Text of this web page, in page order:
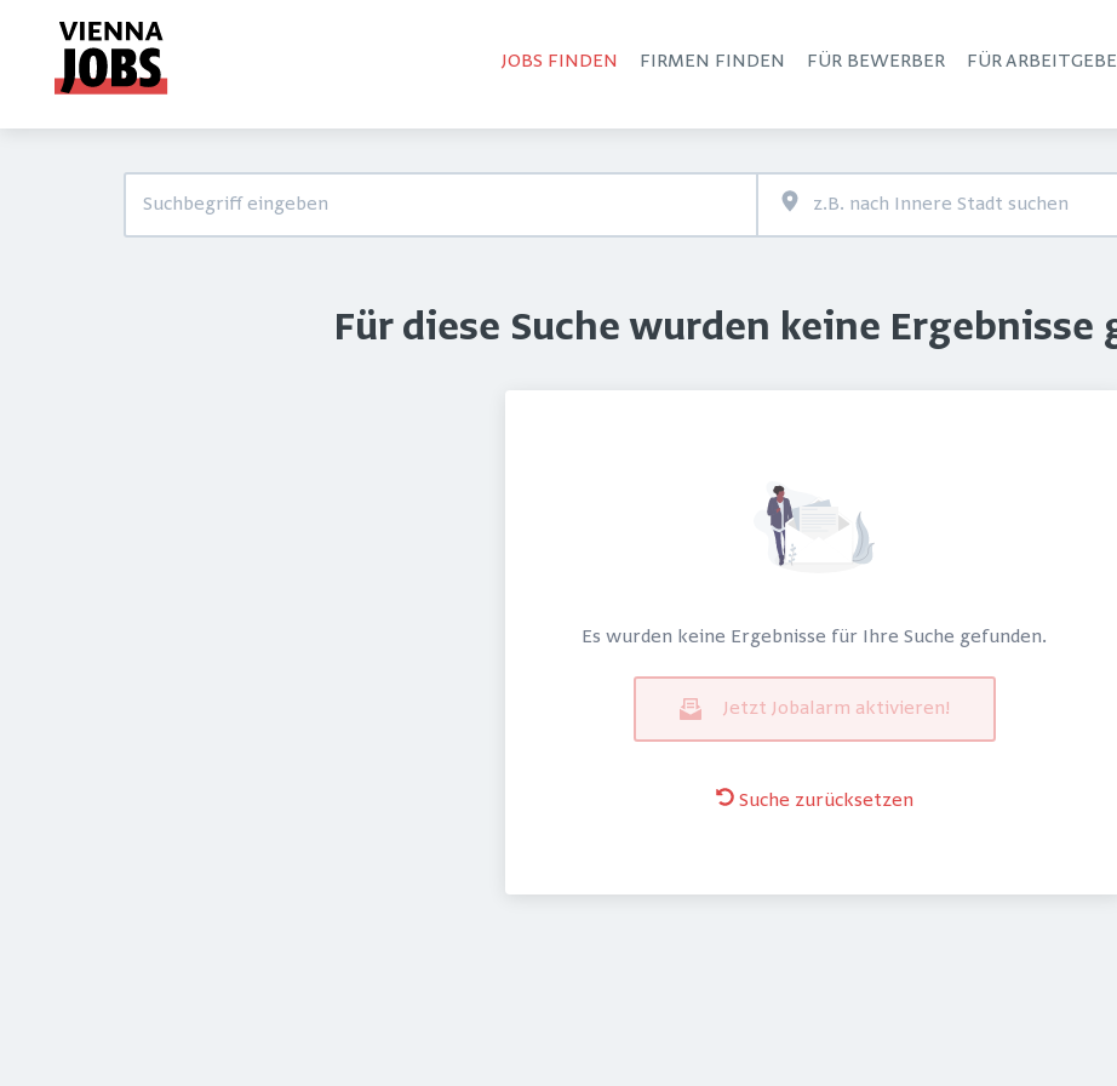
JOBS FINDEN FIRMEN FINDEN FÜR BEWERBER FÜR
Für diese Suche wurden keine Ergebnisse
Es wurden keine Ergebnisse für Ihre Suche gefunden.
Jetzt Jobalarm aktivieren!
Suche zurücksetzen